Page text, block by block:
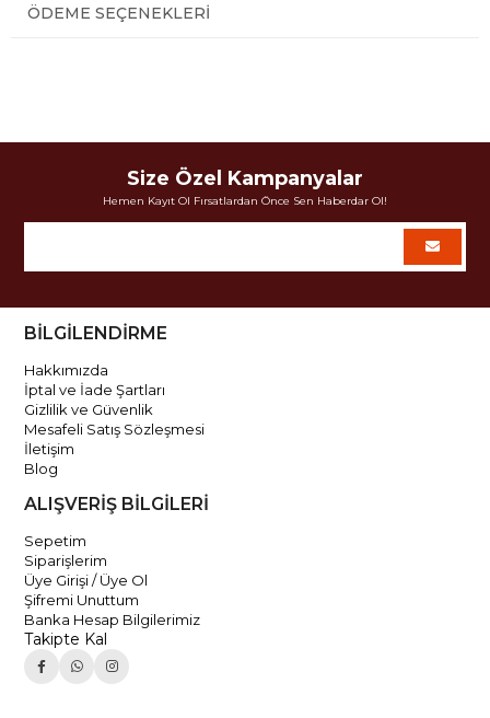
ÖDEME SEÇENEKLERI
Size Özel Kampanyalar
Hemen Kayıt Ol Fırsatlardan Önce Sen Haberdar Ol!
BİLGİLENDİRME
Hakkımızda
İptal ve İade Şartları
Gizlilik ve Güvenlik
Mesafeli Satış Sözleşmesi
İletişim
Blog
ALIŞVERİŞ BİLGİLERİ
Sepetim
Siparişlerim
Üye Girişi / Üye Ol
Şifremi Unuttum
Banka Hesap Bilgilerimiz
Takipte Kal